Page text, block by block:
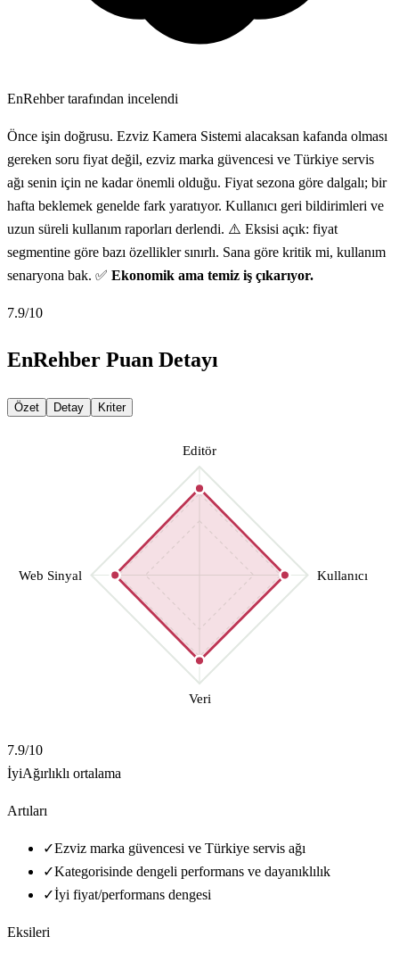
EnRehber tarafından incelendi
Önce işin doğrusu. Ezviz Kamera Sistemi alacaksan kafanda olması
gereken soru fiyat değil, ezviz marka güvencesi ve Türkiye servis
ağı senin için ne kadar önemli olduğu. Fiyat sezona göre dalgalı; bir
hafta beklemek genelde fark yaratıyor. Kullanıcı geri bildirimleri ve
uzun süreli kullanım raporları derlendi. ⚠️ Eksisi açık: fiyat
segmentine göre bazı özellikler sınırlı. Sana göre kritik mi, kullanım
senaryona bak. ✅ Ekonomik ama temiz iş çıkarıyor.
7.9/10
EnRehber Puan Detayı
Özet Detay Kriter
Editör
Kullanıcı
Veri
Web Sinyal
7.9/10
İyiAğırlıklı ortalama
Artıları
✓Ezviz marka güvencesi ve Türkiye servis ağı
✓Kategorisinde dengeli performans ve dayanıklılık
✓İyi fiyat/performans dengesi
Eksileri